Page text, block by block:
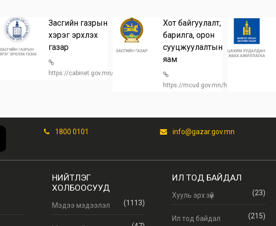
Засгийн газрын
хэрэг эрхлэх
газар
https://cabinet.gov.mn/
Хот байгуулалт,
барилга, орон
сууцжуулалтын
яам
https://mcud.gov.mn/home
1800 0101 info@gazar.gov.mn
НИЙТЛЭГ
ХОЛБООСУУД
Мэдээ мэдээлэл (1113)
ИЛ ТОД БАЙДАЛ
Хууль эрх зүй (23)
Ил тод байдал (215)